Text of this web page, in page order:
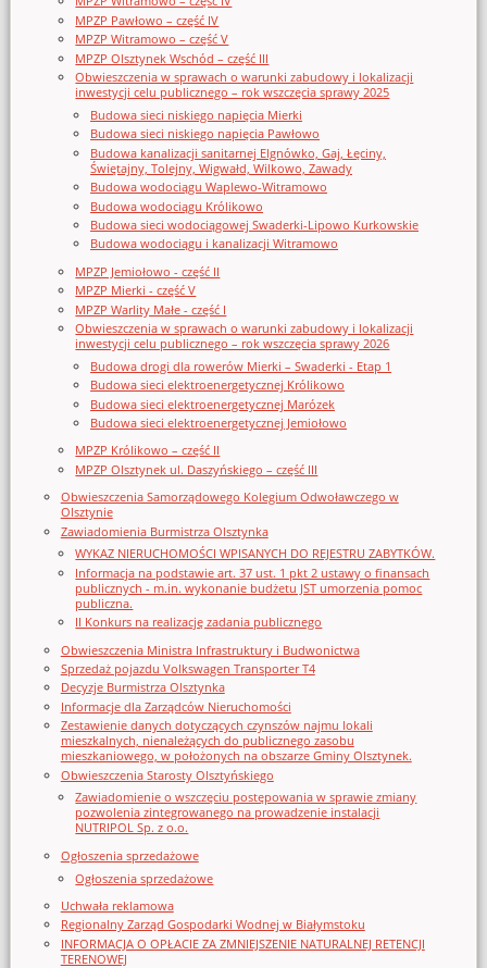
MPZP Pawłowo – część IV
MPZP Witramowo – część V
MPZP Olsztynek Wschód – część III
Obwieszczenia w sprawach o warunki zabudowy i lokalizacji
inwestycji celu publicznego – rok wszczęcia sprawy 2025
Budowa sieci niskiego napięcia Mierki
Budowa sieci niskiego napięcia Pawłowo
Budowa kanalizacji sanitarnej Elgnówko, Gaj, Łęciny,
Świętajny, Tolejny, Wigwałd, Wilkowo, Zawady
Budowa wodociągu Waplewo-Witramowo
Budowa wodociągu Królikowo
Budowa sieci wodociągowej Swaderki-Lipowo Kurkowskie
Budowa wodociągu i kanalizacji Witramowo
MPZP Jemiołowo - część II
MPZP Mierki - część V
MPZP Warlity Małe - część I
Obwieszczenia w sprawach o warunki zabudowy i lokalizacji
inwestycji celu publicznego – rok wszczęcia sprawy 2026
Budowa drogi dla rowerów Mierki – Swaderki - Etap 1
Budowa sieci elektroenergetycznej Królikowo
Budowa sieci elektroenergetycznej Marózek
Budowa sieci elektroenergetycznej Jemiołowo
MPZP Królikowo – część II
MPZP Olsztynek ul. Daszyńskiego – część III
Obwieszczenia Samorządowego Kolegium Odwoławczego w
Olsztynie
Zawiadomienia Burmistrza Olsztynka
WYKAZ NIERUCHOMOŚCI WPISANYCH DO REJESTRU ZABYTKÓW.
Informacja na podstawie art. 37 ust. 1 pkt 2 ustawy o finansach
publicznych - m.in. wykonanie budżetu JST umorzenia pomoc
publiczna.
II Konkurs na realizację zadania publicznego
Obwieszczenia Ministra Infrastruktury i Budwonictwa
Sprzedaż pojazdu Volkswagen Transporter T4
Decyzje Burmistrza Olsztynka
Informacje dla Zarządców Nieruchomości
Zestawienie danych dotyczących czynszów najmu lokali
mieszkalnych, nienależących do publicznego zasobu
mieszkaniowego, w położonych na obszarze Gminy Olsztynek.
Obwieszczenia Starosty Olsztyńskiego
Zawiadomienie o wszczęciu postępowania w sprawie zmiany
pozwolenia zintegrowanego na prowadzenie instalacji
NUTRIPOL Sp. z o.o.
Ogłoszenia sprzedażowe
Ogłoszenia sprzedażowe
Uchwała reklamowa
Regionalny Zarząd Gospodarki Wodnej w Białymstoku
INFORMACJA O OPŁACIE ZA ZMNIEJSZENIE NATURALNEJ RETENCJI
TERENOWEJ